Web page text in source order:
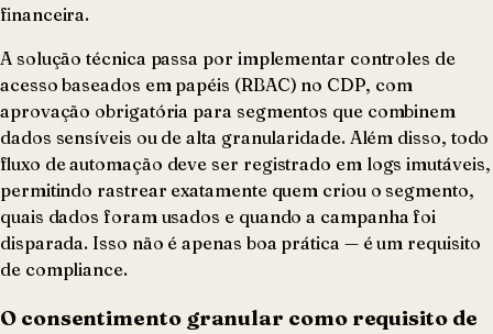
financeira.
A solução técnica passa por implementar controles de
acesso baseados em papéis (RBAC) no CDP, com
aprovação obrigatória para segmentos que combinem
dados sensíveis ou de alta granularidade. Além disso, todo
fluxo de automação deve ser registrado em logs imutáveis,
permitindo rastrear exatamente quem criou o segmento,
quais dados foram usados e quando a campanha foi
disparada. Isso não é apenas boa prática — é um requisito
de compliance.
O consentimento granular como requisito de